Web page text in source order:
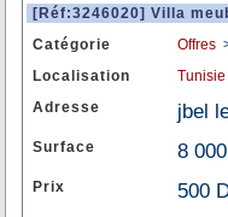
[Réf:3246020] Villa
Catégorie
Offres
Localisation
Tunisie
Adresse
jbel
Surface 8
Prix 500